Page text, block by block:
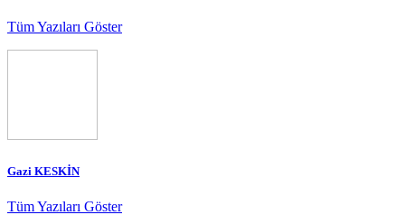
Tüm Yazıları Göster
Gazi KESKİN
Tüm Yazıları Göster